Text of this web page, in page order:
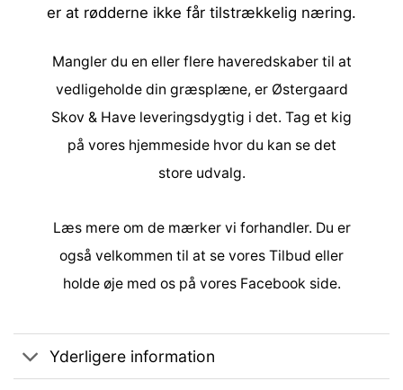
er at rødderne ikke får tilstrækkelig næring.
Mangler du en eller flere haveredskaber til at
vedligeholde din græsplæne, er Østergaard
Skov & Have leveringsdygtig i det. Tag et kig
på vores hjemmeside hvor du kan se det
store udvalg.
Læs mere om de mærker vi forhandler. Du er
også velkommen til at se vores Tilbud eller
holde øje med os på vores Facebook side.
Yderligere information